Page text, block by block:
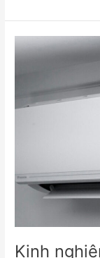
Kinh
Kinh
sửa
tâm”